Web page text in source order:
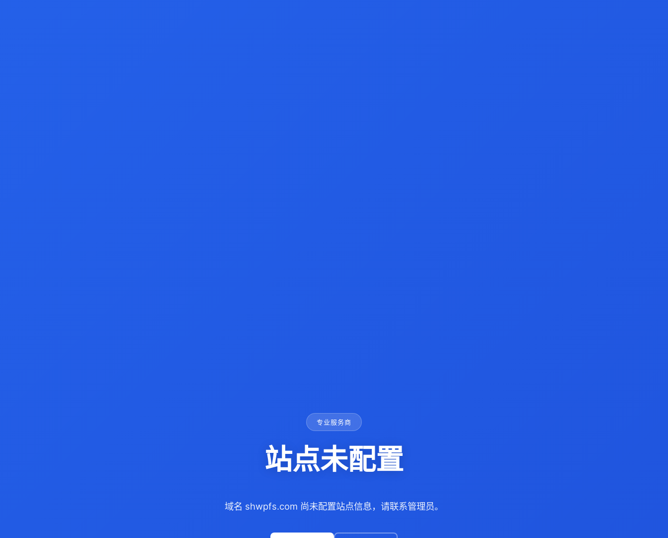
专业服务商
站点未配置
域名 shwpfs.com 尚未配置站点信息，请联系管理员。